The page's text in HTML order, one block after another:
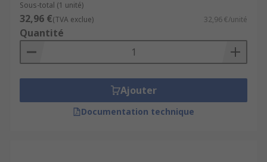
Sous-total (1 unité)
32,96 €(TVA exclue) 32,96 €/unité
Quantité
Ajouter
Documentation technique